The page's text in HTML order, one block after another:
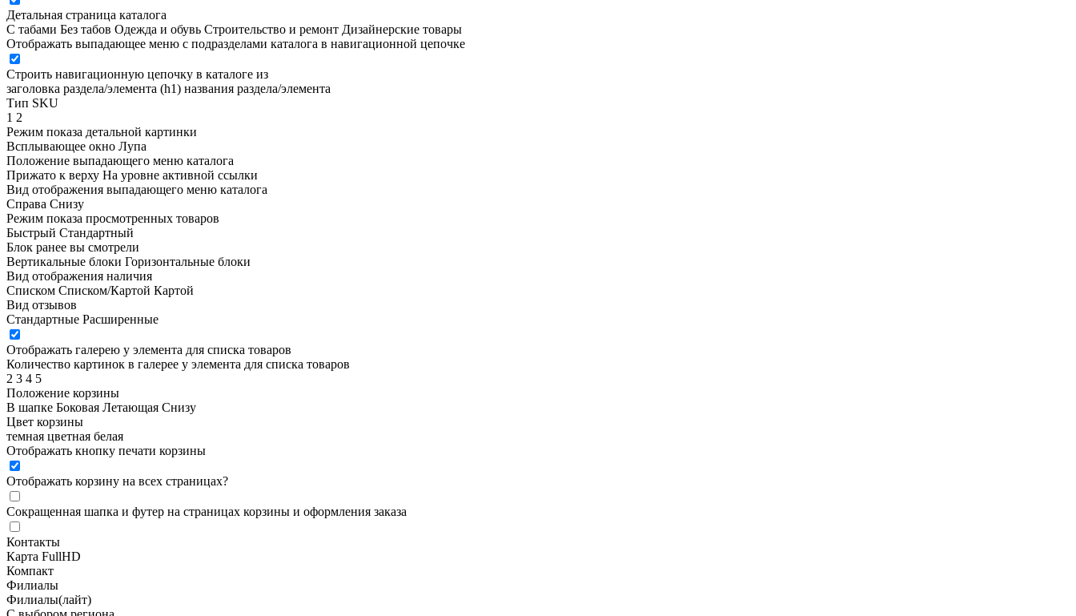
Детальная страница каталога
С табами Без табов Одежда и обувь Строительство и ремонт Дизайнерские товары
Отображать выпадающее меню с подразделами каталога в навигационной цепочке
Строить навигационную цепочку в каталоге из
заголовка раздела/элемента (h1) названия раздела/элемента
Тип SKU
1 2
Режим показа детальной картинки
Всплывающее окно Лупа
Положение выпадающего меню каталога
Прижато к верху На уровне активной ссылки
Вид отображения выпадающего меню каталога
Справа Снизу
Режим показа просмотренных товаров
Быстрый Стандартный
Блок ранее вы смотрели
Вертикальные блоки Горизонтальные блоки
Вид отображения наличия
Списком Списком/Картой Картой
Вид отзывов
Стандартные Расширенные
Отображать галерею у элемента для списка товаров
Количество картинок в галерее у элемента для списка товаров
2 3 4 5
Положение корзины
В шапке Боковая Летающая Снизу
Цвет корзины
темная цветная белая
Отображать кнопку печати корзины
Отображать корзину на всех страницах?
Сокращенная шапка и футер на страницах корзины и оформления заказа
Контакты
Карта FullHD
Компакт
Филиалы
Филиалы(лайт)